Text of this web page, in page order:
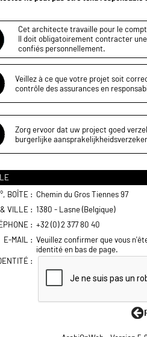
Cet architecte travaille pour le
Il doit obligatoirement contracter
confiés personnellement.
Veillez à ce que votre projet soit
contrôle des assurances en
Zorg ervoor dat uw project goed
burgerlijke
BOÎTE : Chemin du Gros Tiennes 97
VILLE : 1380 - Lasne (Belgique)
: +32 (0) 2 377 80 40
E-MAIL : Veuillez confirmer que vous
identité en bas de page.
: